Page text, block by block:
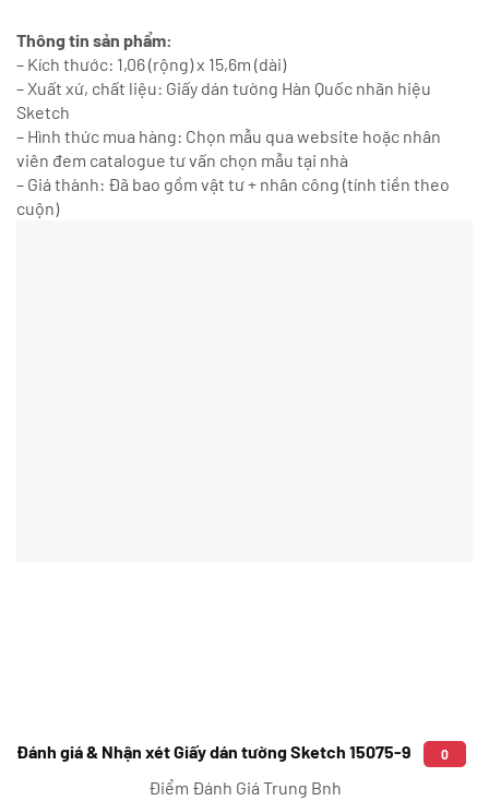
Thông tin sản phẩm:
– Kích thước: 1,06 (rộng) x 15,6m (dài)
– Xuất xứ, chất liệu: Giấy dán tường Hàn Quốc nhãn hiệu
Sketch
– Hình thức mua hàng: Chọn mẫu qua website hoặc nhân
viên đem catalogue tư vấn chọn mẫu tại nhà
– Giá thành: Đã bao gồm vật tư + nhân công (tính tiền theo
cuộn)
Đánh giá & Nhận xét Giấy dán tường Sketch 15075-9 0
Điểm Đánh Giá Trung Bnh